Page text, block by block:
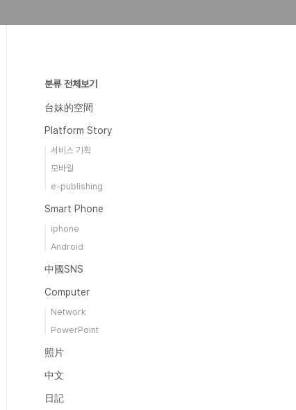
분류 전체보기
台妹的空間
Platform Story
서비스 기획
모바일
e-publishing
Smart Phone
iphone
Android
中國SNS
Computer
Network
PowerPoint
照片
中文
日記